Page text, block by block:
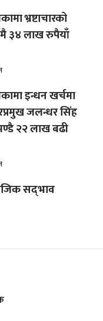
भ्रष्टाचारको
३४ लाख रुपैयाँ
इन्धन खर्चमा
जलन्धर सिंह
२२ लाख बढी
सद्‌भाव